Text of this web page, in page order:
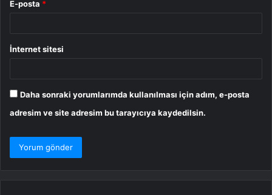
E-posta *
İnternet sitesi
Daha sonraki yorumlarımda kullanılması için adım, e-posta
adresim ve site adresim bu tarayıcıya kaydedilsin.